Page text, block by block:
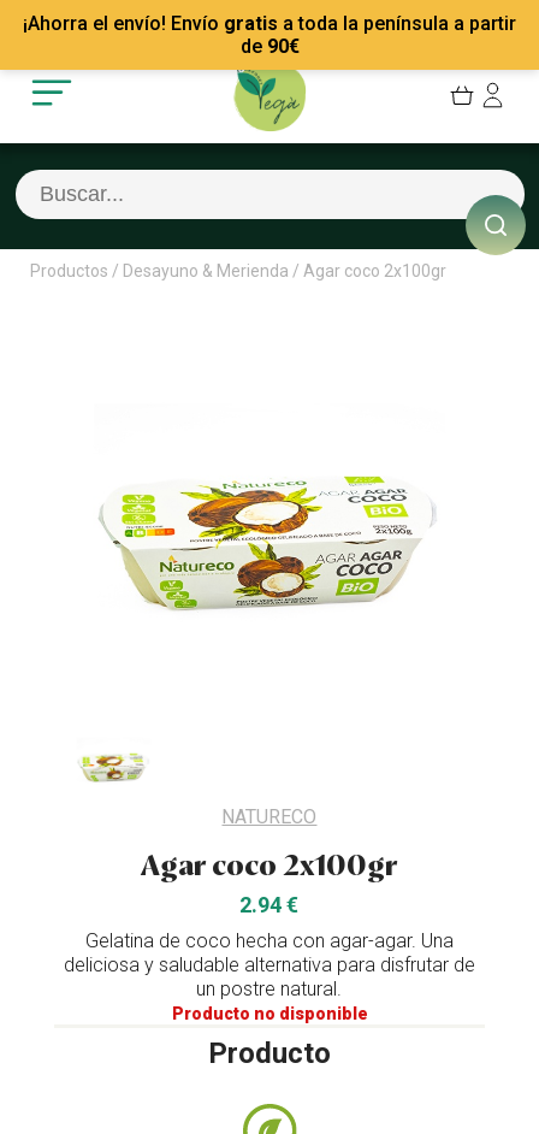
¡Ahorra el envío! Envío gratis a toda la península a partir
de 90€
Mis Pedidos
Mis favoritos
Cerrar sesión
Recetas
Empresas
Contacto
Productos / Desayuno & Merienda / Agar coco 2x100gr
NATURECO
Agar coco 2x100gr
2.94 €
Gelatina de coco hecha con agar-agar. Una
deliciosa y saludable alternativa para disfrutar de
un postre natural.
Producto no disponible
Producto